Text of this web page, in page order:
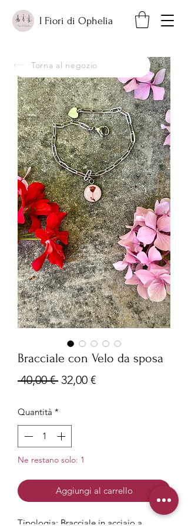
I Fiori di Ophelia
Bracciale con Velo da sposa
40,00 € Prezzo
32,00 €Prezzo
Quantità *
Ne restano solo: 1
Aggiungi al carrello
Tipologia: Bracciale in acciaio a
Torna al negozio